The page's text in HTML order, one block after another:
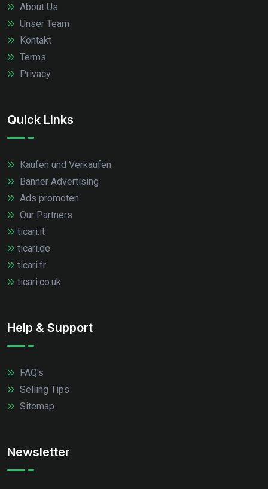
About Us
Unser Team
Kontakt
Terms
Privacy
Quick Links
Kaufen und Verkaufen
Banner Advertising
Ads promoten
Our Partners
ticari.it
ticari.de
ticari.fr
ticari.co.uk
Help & Support
FAQ's
Selling Tips
Sitemap
Newsletter